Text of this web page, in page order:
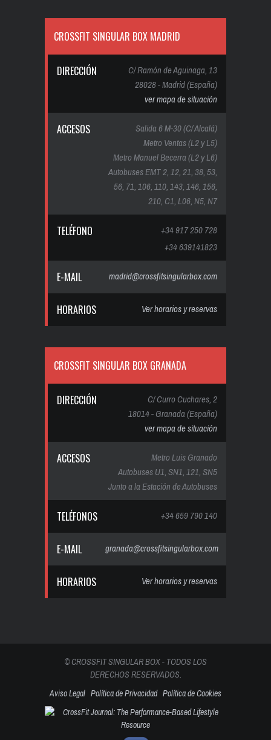
CROSSFIT SINGULAR BOX MADRID
DIRECCIÓN
C/ Ramón de Aguinaga, 13
28028 - Madrid (España)
ver mapa de situación
ACCESOS
Salida 6 M-30 (C/ Alcalá)
Metro Ventas (L2 y L5)
Metro Manuel Becerra (L2 y L6)
Autobuses EMT 2, 12, 21, 38, 53,
56, 71, 106, 110, 143, 146, 156,
210, C1, L06, N5, N7
TELÉFONO
+34 917 250 728
+34 639141823
E-MAIL madrid@crossfitsingularbox.com
HORARIOS Ver horarios y reservas
CROSSFIT SINGULAR BOX GRANADA
DIRECCIÓN
C/ Curro Cuchares, 2
18014 - Granada (España)
ver mapa de situación
ACCESOS
Metro Luis Granado
Autobuses U1, SN1, 121, SN5
Junto a la Estación de Autobuses
TELÉFONOS +34 659 790 140
E-MAIL granada@crossfitsingularbox.com
HORARIOS Ver horarios y reservas
© CROSSFIT SINGULAR BOX - TODOS LOS
DERECHOS RESERVADOS.
Aviso Legal Política de Privacidad Política de Cookies